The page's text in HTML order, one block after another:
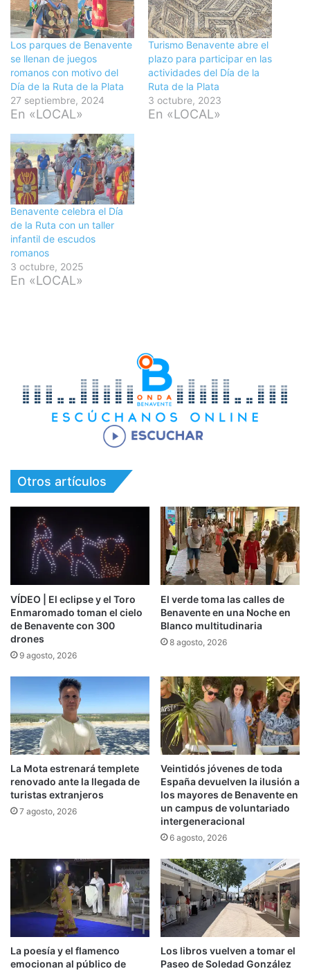
Los parques de Benavente
se llenan de juegos
romanos con motivo del
Día de la Ruta de la Plata
27 septiembre, 2024
En «LOCAL»
Turismo Benavente abre el
plazo para participar en las
actividades del Día de la
Ruta de la Plata
3 octubre, 2023
En «LOCAL»
Benavente celebra el Día
de la Ruta con un taller
infantil de escudos
romanos
3 octubre, 2025
En «LOCAL»
Otros artículos
VÍDEO | El eclipse y el Toro
Enmaromado toman el cielo
de Benavente con 300
drones
9 agosto, 2026
El verde toma las calles de
Benavente en una Noche en
Blanco multitudinaria
8 agosto, 2026
La Mota estrenará templete
renovado ante la llegada de
turistas extranjeros
7 agosto, 2026
Veintidós jóvenes de toda
España devuelven la ilusión a
los mayores de Benavente en
un campus de voluntariado
intergeneracional
6 agosto, 2026
La poesía y el flamenco
emocionan al público de
Los libros vuelven a tomar el
Paseo de Soledad González